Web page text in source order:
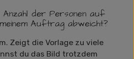
Anzahl der Personen auf
Auftrag abweicht?
Zeigt die Vorlage zu viele
du das Bild trotzdem